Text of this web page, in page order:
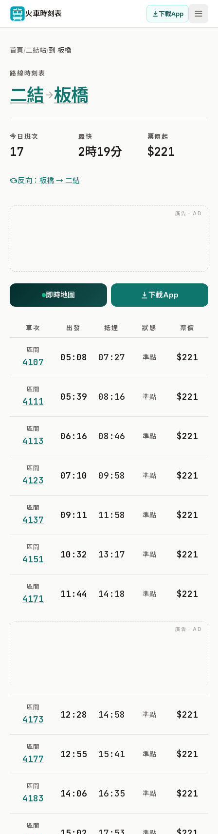
火車時刻表 下載App
首頁/二結站/到 板橋
路線時刻表
二結 板橋
今日班次
17
最快
2時19分
票價起
$221
反向：板橋 → 二結
廣告 · AD
即時地圖 下載App
車次 出發 抵達 狀態 票價
區間
4107 05:08 07:27 準點 $221
區間
4111 05:39 08:16 準點 $221
區間
4113 06:16 08:46 準點 $221
區間
4123 07:10 09:58 準點 $221
區間
4137 09:11 11:58 準點 $221
區間
4151 10:32 13:17 準點 $221
區間
4171 11:44 14:18 準點 $221
廣告 · AD
區間
4173 12:28 14:58 準點 $221
區間
4177 12:55 15:41 準點 $221
區間
4183 14:06 16:35 準點 $221
區間